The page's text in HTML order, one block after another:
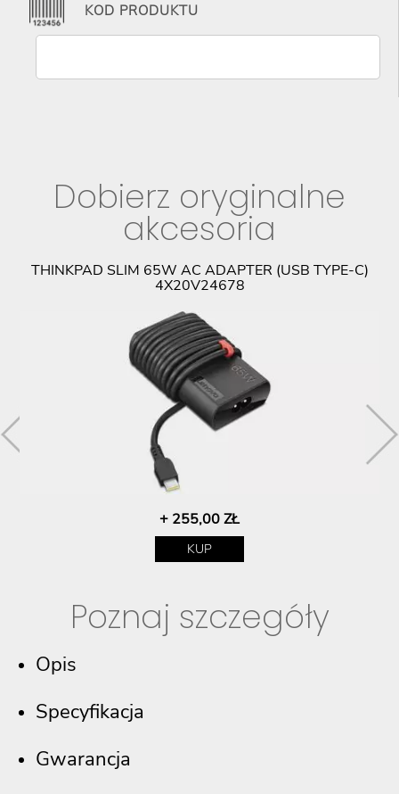
KOD PRODUKTU
Dobierz oryginalne
akcesoria
THINKPAD SLIM 65W AC ADAPTER (USB TYPE-C)
4X20V24678
+ 255,00 ZŁ
KUP
Poznaj szczegóły
Opis
Specyfikacja
Gwarancja